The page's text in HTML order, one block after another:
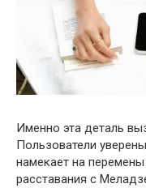
Именно эта деталь
Пользователи
намекает на
расставания с